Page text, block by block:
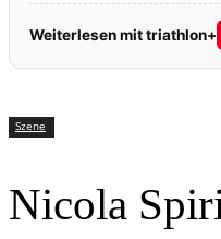
Weiterlesen mit triathlon+
Szene
Nicola